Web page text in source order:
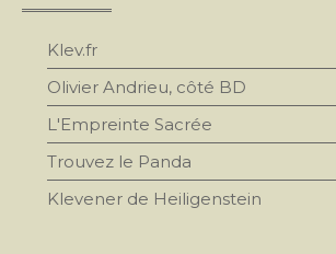
Klev.fr
Olivier Andrieu, côté BD
L'Empreinte Sacrée
Trouvez le Panda
Klevener de Heiligenstein